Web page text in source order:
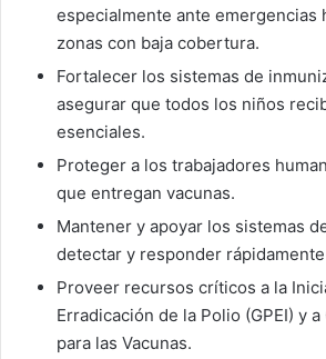
especialmente ante emergencias
zonas con baja cobertura.
Fortalecer los sistemas de
asegurar que todos los niños
esenciales.
Proteger a los trabajadores
que entregan vacunas.
Mantener y apoyar los sistemas
detectar y responder
Proveer recursos críticos a la
Erradicación de la Polio (GPEI) y a
para las Vacunas.